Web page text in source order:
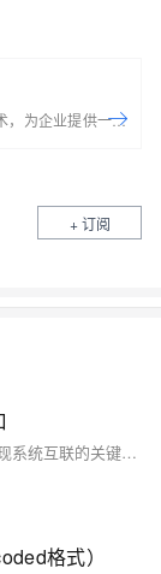
，为企业提供一体
+ 订阅
在数字化电商时代，API集成成为企业提升效率、实现系统互联的关键。本文从零开始，逐步讲解如何搭建高效、可靠的电商API接口，适合初学者学习。内容涵盖API基础、认证安全、请求处理、性能优化等核心步骤，并提供Python代码示例与数学公式辅助理解。通过实践，读者可掌握构建优质电商API的技巧，提升用户体验与系统性能。
格式）